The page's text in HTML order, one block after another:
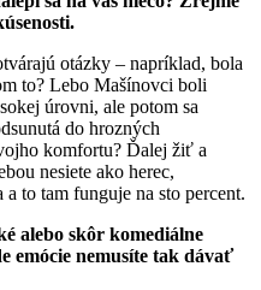
otázky – napríklad, bola
to? Lebo Mašínovci boli
úrovni, ale potom sa
do hrozných
komfortu? Ďalej žiť a
nesiete ako herec,
to tam funguje na sto percent.
alebo skôr komediálne
emócie nemusíte tak dávať